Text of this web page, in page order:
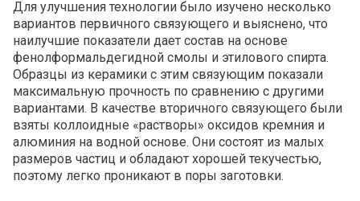
Для улучшения технологии было изучено несколько
вариантов первичного связующего и выяснено, что
наилучшие показатели дает состав на основе
фенолформальдегидной смолы и этилового спирта.
Образцы из керамики с этим связующим показали
максимальную прочность по сравнению с другими
вариантами. В качестве вторичного связующего были
взяты коллоидные «растворы» оксидов кремния и
алюминия на водной основе. Они состоят из малых
размеров частиц и обладают хорошей текучестью,
поэтому легко проникают в поры заготовки.